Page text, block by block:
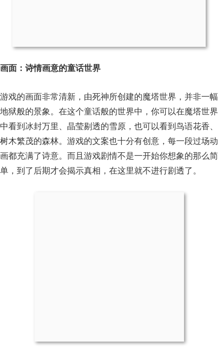
画面：诗情画意的童话世界
游戏的画面非常清新，由死神所创建的魔塔世界，并非一幅
地狱般的景象。在这个童话般的世界中，你可以在魔塔世界
中看到冰封万里、晶莹剔透的雪原，也可以看到鸟语花香、
树木繁茂的森林。游戏的文案也十分有创意，每一段过场动
画都充满了诗意。而且游戏剧情不是一开始你想象的那么简
单，到了后期才会揭示真相，在这里就不进行剧透了。